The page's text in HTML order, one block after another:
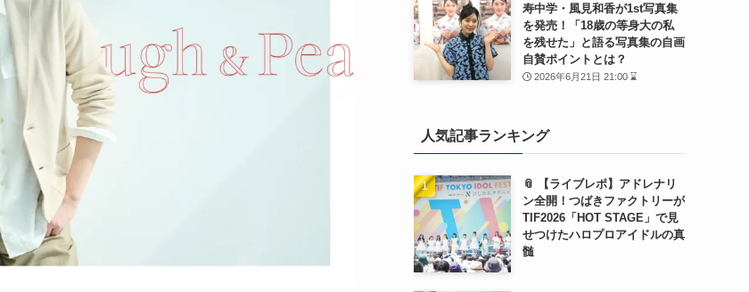
寿中学・風見和香が1st写真集
を発売！「18歳の等身大の私
を残せた」と語る写真集の自画
自賛ポイントとは？
2026年6月21日 21:00 ⌛
人気記事ランキング
📎 【ライブレポ】アドレナリ
ン全開！つばきファクトリーが
TIF2026「HOT STAGE」で見
せつけたハロプロアイドルの真
髄